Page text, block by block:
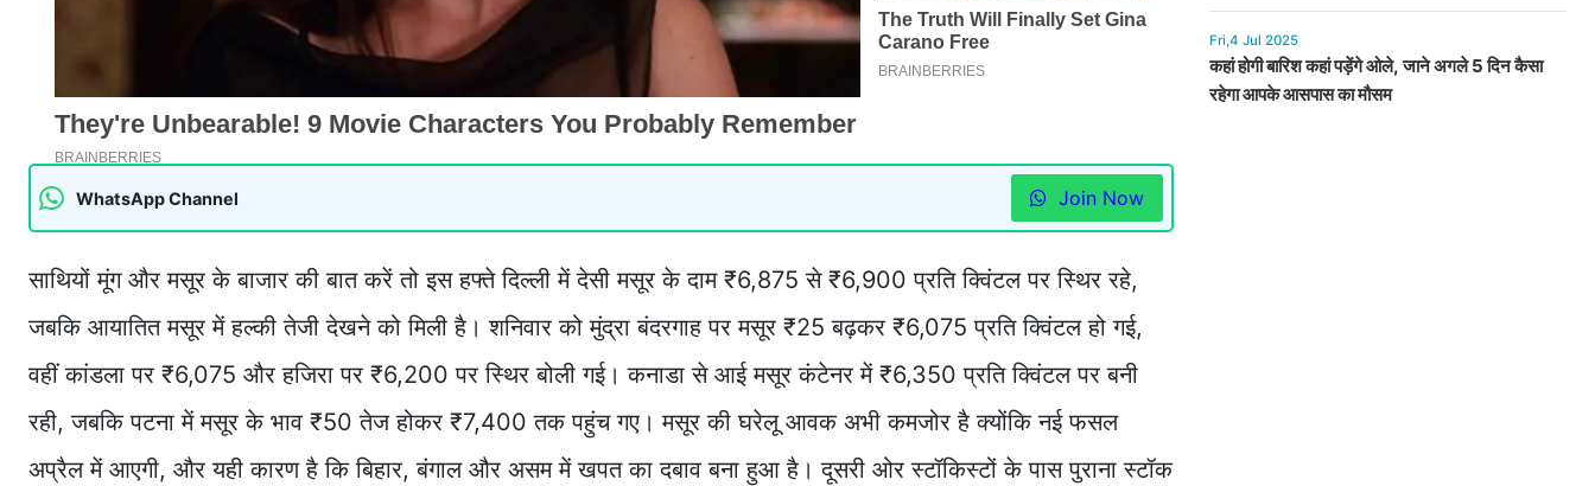
WhatsApp Channel Join Now
साथियों मूंग और मसूर के बाजार की बात करें तो इस हफ्ते दिल्ली में देसी मसूर के दाम ₹6,875 से ₹6,900 प्रति क्विंटल पर स्थिर रहे,
जबकि आयातित मसूर में हल्की तेजी देखने को मिली है। शनिवार को मुंद्रा बंदरगाह पर मसूर ₹25 बढ़कर ₹6,075 प्रति क्विंटल हो गई,
वहीं कांडला पर ₹6,075 और हजिरा पर ₹6,200 पर स्थिर बोली गई। कनाडा से आई मसूर कंटेनर में ₹6,350 प्रति क्विंटल पर बनी
रही, जबकि पटना में मसूर के भाव ₹50 तेज होकर ₹7,400 तक पहुंच गए। मसूर की घरेलू आवक अभी कमजोर है क्योंकि नई फसल
अप्रैल में आएगी, और यही कारण है कि बिहार, बंगाल और असम में खपत का दबाव बना हुआ है। दूसरी ओर स्टॉकिस्टों के पास पुराना स्टॉक
Fri,4 Jul 2025
कहां होगी बारिश कहां पड़ेंगे ओले, जाने अगले 5 दिन कैसा
रहेगा आपके आसपास का मौसम